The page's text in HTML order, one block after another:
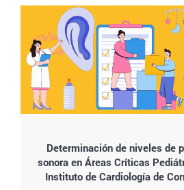
Determinación de niveles de
sonora en Áreas Críticas
Instituto de Cardiología de